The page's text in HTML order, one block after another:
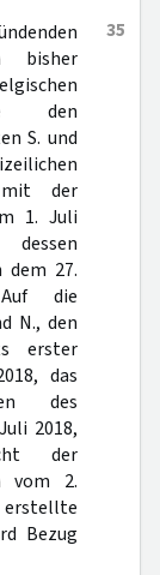
35
bisher
den
S. und
mit der
1. Juli
27.
die
N., den
erster
das
des
2018,
der
vom 2.
Bezug